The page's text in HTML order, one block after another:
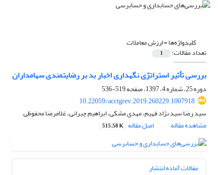
کلیدواژه‌ها =ارزش معاملات
تعداد مقالات: 1
بررسی تأثیر استراتژی نگهداری اخبار بد بر رضایتمندی سهامداران
دوره 25، شماره 4، 1397، صفحه
519-536
10.22059/acctgrev.2019.260229.1007918
سید رضا سید نژاد فهیم، مهدی مشکی، ابراهیم چیرانی، غلامرضا محفوظی
مشاهده مقاله
اصل مقاله 515.58 K
مقالات آماده انتشار